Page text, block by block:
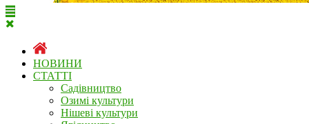
НОВИНИ
СТАТТІ
Садівництво
Озимі культури
Нішеві культури